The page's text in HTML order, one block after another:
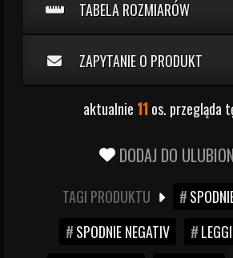
TABELA ROZMIARÓW
ZAPYTANIE O PRODUKT
aktualnie 11os. przegląda
DODAJ DO
TAGI PRODUKTU
SPODNIE NEGATIV